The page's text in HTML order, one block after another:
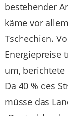
bestehender
käme vor
Tschechien.
Energiepreise
um, berichtete
Da 40 % des
müsse das